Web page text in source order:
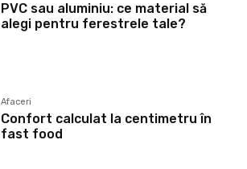
PVC sau aluminiu: ce material să
alegi pentru ferestrele tale?
Afaceri
Confort calculat la centimetru în
fast food